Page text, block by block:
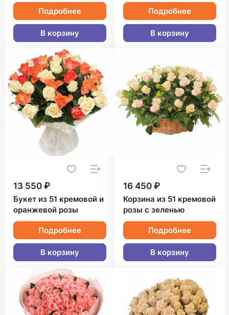
Подробнее
В корзину
Подробнее
В корзину
13 550 ₽
Букет из 51 кремовой и
оранжевой розы
Подробнее
В корзину
16 450 ₽
Корзина из 51 кремовой
розы с зеленью
Подробнее
В корзину